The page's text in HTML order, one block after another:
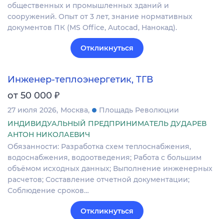
общественных и промышленных зданий и
сооружений. Опыт от 3 лет, знание нормативных
документов ПК (MS Office, Autocad, Нанокад).
Откликнуться
Инженер-теплоэнергетик, ТГВ
от 50 000 ₽
27 июля 2026 Москва
Площадь Революции
ИНДИВИДУАЛЬНЫЙ ПРЕДПРИНИМАТЕЛЬ ДУДАРЕВ
АНТОН НИКОЛАЕВИЧ
Обязанности: Разработка схем теплоснабжения,
водоснабжения, водоотведения; Работа с большим
объёмом исходных данных; Выполнение инженерных
расчетов; Составление отчетной документации;
Соблюдение сроков…
Откликнуться